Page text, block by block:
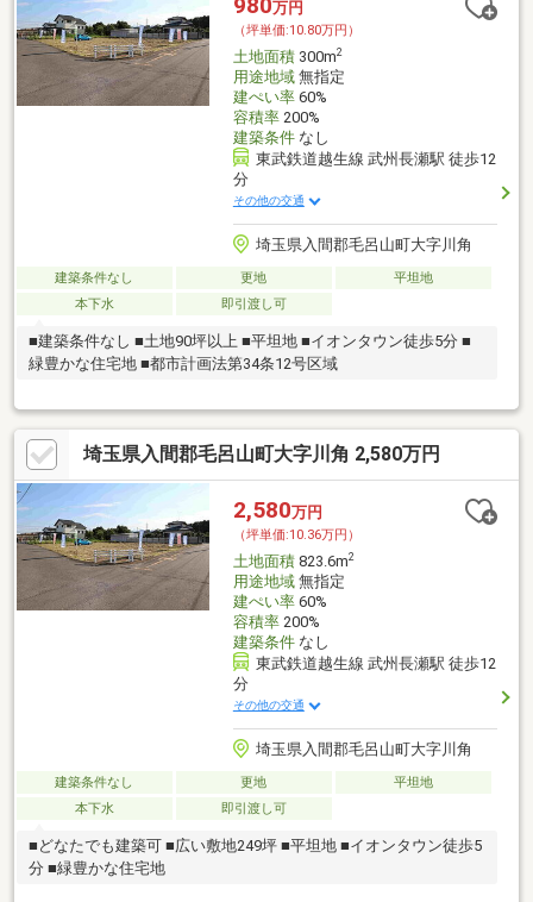
万円
（坪単価:10.80万円）
土地面積300m2
用途地域無指定
建ぺい率60%
容積率200%
建築条件なし
東武鉄道越生線 武州長瀬駅 徒歩12
分
その他の交通
埼玉県入間郡毛呂山町大字川角
建築条件なし 更地
平坦地
本下水
即引渡し可
■建築条件なし ■土地90坪以上 ■平坦地 ■イオンタウン徒歩5分 ■
緑豊かな住宅地 ■都市計画法第34条12号区域
埼玉県入間郡毛呂山町大字川角 2,580万円
2,580万円
（坪単価:10.36万円）
土地面積823.6m2
用途地域無指定
建ぺい率60%
容積率200%
建築条件なし
東武鉄道越生線 武州長瀬駅 徒歩12
分
その他の交通
埼玉県入間郡毛呂山町大字川角
建築条件なし 更地
平坦地
本下水
即引渡し可
■どなたでも建築可 ■広い敷地249坪 ■平坦地 ■イオンタウン徒歩5
分 ■緑豊かな住宅地